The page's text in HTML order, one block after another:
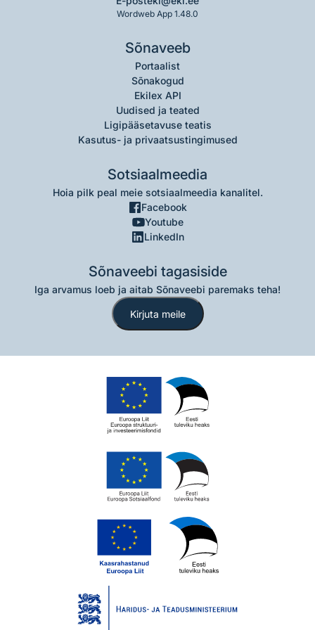
Wordweb App 1.48.0
Sõnaveeb
Portaalist
Sõnakogud
Ekilex API
Uudised ja teated
Ligipääsetavuse teatis
Kasutus- ja privaatsustingimused
Sotsiaalmeedia
Hoia pilk peal meie sotsiaalmeedia kanalitel.
Facebook
Youtube
LinkedIn
Sõnaveebi tagasiside
Iga arvamus loeb ja aitab Sõnaveebi paremaks teha!
Kirjuta meile